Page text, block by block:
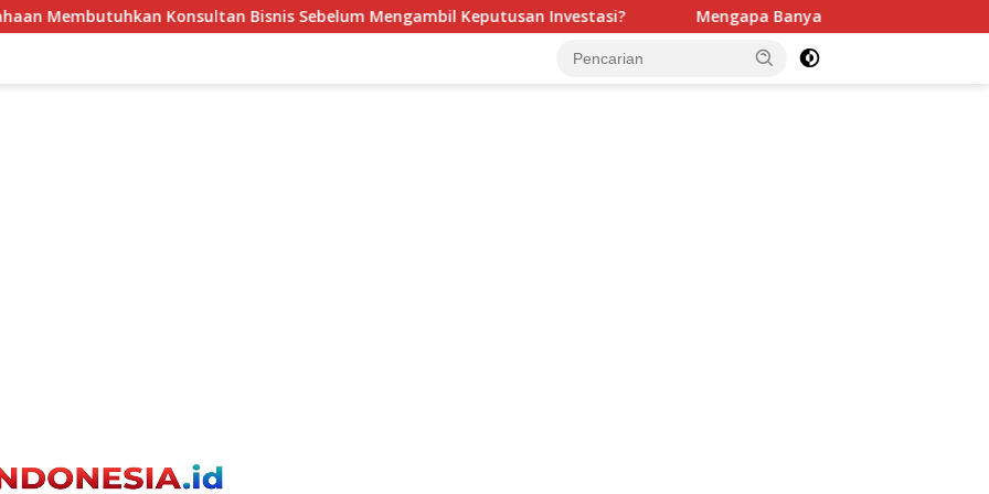
Bisnis Sebelum Mengambil Keputusan Investasi? Mengapa Banyak Bisnis Berhenti Bertumbuh? Jawabannya Bukan